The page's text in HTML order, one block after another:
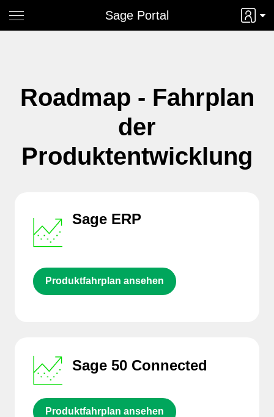
Sage Portal
Roadmap - Fahrplan
der
Produktentwicklung
Sage ERP
Produktfahrplan ansehen
Sage 50 Connected
Produktfahrplan ansehen